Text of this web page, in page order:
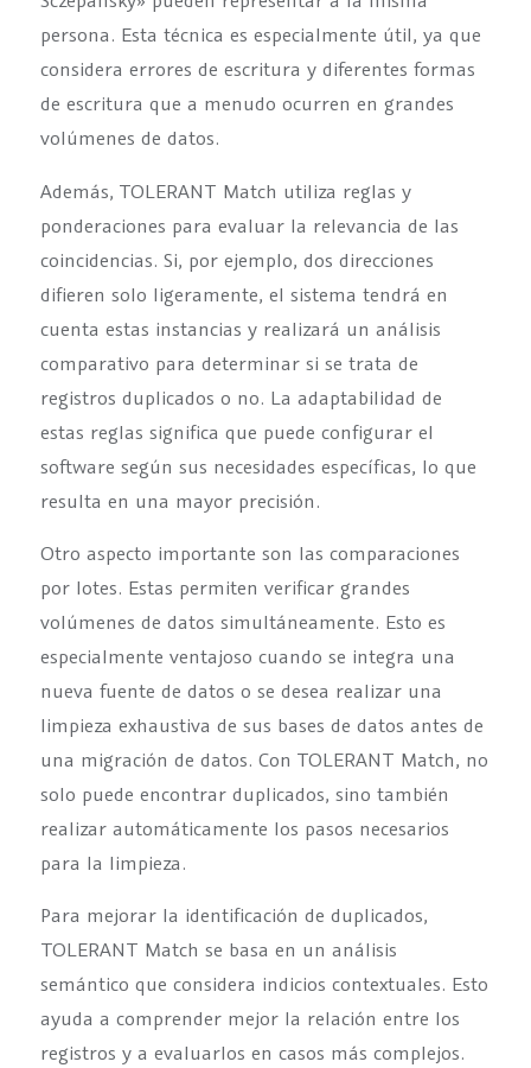
persona. Esta técnica es especialmente útil, ya que
considera errores de escritura y diferentes formas
de escritura que a menudo ocurren en grandes
volúmenes de datos.
Además, TOLERANT Match utiliza reglas y
ponderaciones para evaluar la relevancia de las
coincidencias. Si, por ejemplo, dos direcciones
difieren solo ligeramente, el sistema tendrá en
cuenta estas instancias y realizará un análisis
comparativo para determinar si se trata de
registros duplicados o no. La adaptabilidad de
estas reglas significa que puede configurar el
software según sus necesidades específicas, lo que
resulta en una mayor precisión.
Otro aspecto importante son las comparaciones
por lotes. Estas permiten verificar grandes
volúmenes de datos simultáneamente. Esto es
especialmente ventajoso cuando se integra una
nueva fuente de datos o se desea realizar una
limpieza exhaustiva de sus bases de datos antes de
una migración de datos. Con TOLERANT Match, no
solo puede encontrar duplicados, sino también
realizar automáticamente los pasos necesarios
para la limpieza.
Para mejorar la identificación de duplicados,
TOLERANT Match se basa en un análisis
semántico que considera indicios contextuales. Esto
ayuda a comprender mejor la relación entre los
registros y a evaluarlos en casos más complejos.